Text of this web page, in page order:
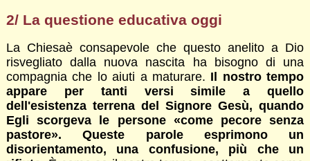
2/ La questione educativa oggi
La Chiesaè consapevole che questo anelito a Dio
risvegliato dalla nuova nascita ha bisogno di una
compagnia che lo aiuti a maturare. Il nostro tempo
appare per tanti versi simile a quello
dell'esistenza terrena del Signore Gesù, quando
Egli scorgeva le persone «come pecore senza
pastore». Queste parole esprimono un
disorientamento, una confusione, più che un